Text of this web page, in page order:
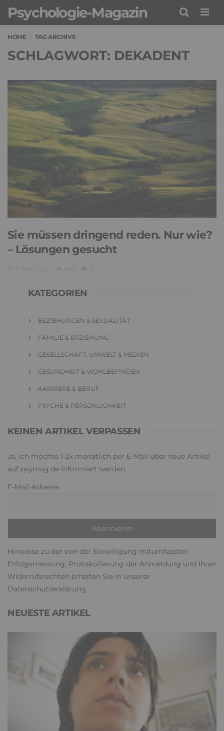
Psychologie-Magazin
HOME TAG ARCHIVE
SCHLAGWORT: DEKADENT
Sie müssen dringend reden. Nur wie?
– Lösungen gesucht
KATEGORIEN
BEZIEHUNGEN & SEXUALITÄT
FAMILIE & ERZIEHUNG
GESELLSCHAFT, UMWELT & MEDIEN
GESUNDHEIT & WOHLBEFINDEN
KARRIERE & BERUF
PSYCHE & PERSÖNLICHKEIT
KEINEN ARTIKEL VERPASSEN
Ja, ich möchte 1-2x monatlich per E-Mail über neue Artikel
auf psymag.de informiert werden.
E-Mail-Adresse
Hinweise zu der von der Einwilligung mitumfassten
Erfolgsmessung, Protokollierung der Anmeldung und Ihren
Widerrufsrechten erhalten Sie in unserer
Datenschutzerklärung.
NEUESTE ARTIKEL